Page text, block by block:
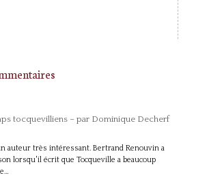
tocquevilliens – par Dominique Decherf
auteur très intéressant. Bertrand Renouvin a
lorsqu'il écrit que Tocqueville a beaucoup